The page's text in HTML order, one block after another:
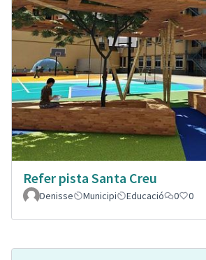
Refer pista Santa Creu
Denisse
Municipi Educació 0 0